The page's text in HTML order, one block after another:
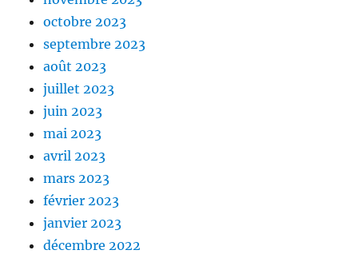
octobre 2023
septembre 2023
août 2023
juillet 2023
juin 2023
mai 2023
avril 2023
mars 2023
février 2023
janvier 2023
décembre 2022